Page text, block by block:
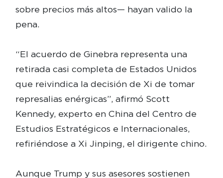
sobre precios más altos— hayan valido la
pena.
“El acuerdo de Ginebra representa una
retirada casi completa de Estados Unidos
que reivindica la decisión de Xi de tomar
represalias enérgicas”, afirmó Scott
Kennedy, experto en China del Centro de
Estudios Estratégicos e Internacionales,
refiriéndose a Xi Jinping, el dirigente chino.
Aunque Trump y sus asesores sostienen